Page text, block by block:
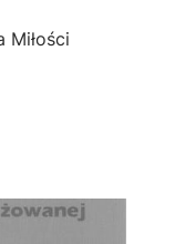
Miłości